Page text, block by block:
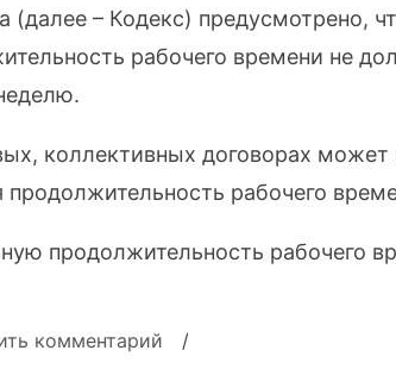
(далее – Кодекс) предусмотрено,
рабочего времени не
коллективных договорах может
рабочего
продолжительность рабочего
комментарий /